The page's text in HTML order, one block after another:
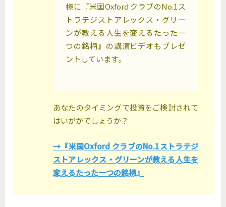
様に『米国Oxford クラブのNo.1ス
トラテジストアレックス・グリー
ンが教える人生を変えるたった一
つの銘柄』の講演ビデオもプレゼ
ントしています。
あなたのタイミングで投資をご検討されて
はいがかでしょうか？
→『米国Oxford クラブのNo.1ストラテジ
ストアレックス・グリーンが教える人生を
変えるたった一つの銘柄』